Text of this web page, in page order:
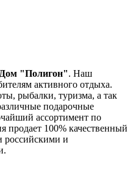
"Полигон". Наш
активного отдыха.
рыбалки, туризма, а так
подарочные
ассортимент по
100% качественный
российскими и